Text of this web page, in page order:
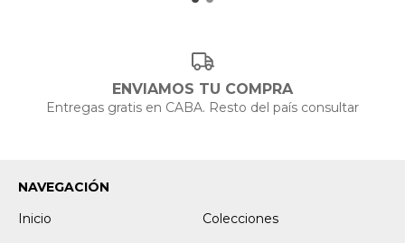
ENVIAMOS TU COMPRA
Entregas gratis en CABA. Resto del país consultar
NAVEGACIÓN
Inicio
Colecciones